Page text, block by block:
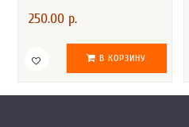
250.00 р.
В КОРЗИНУ